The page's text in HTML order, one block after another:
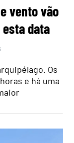
vento vão
esta data
Os
e há uma